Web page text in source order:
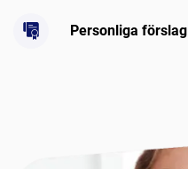
Personliga förslag